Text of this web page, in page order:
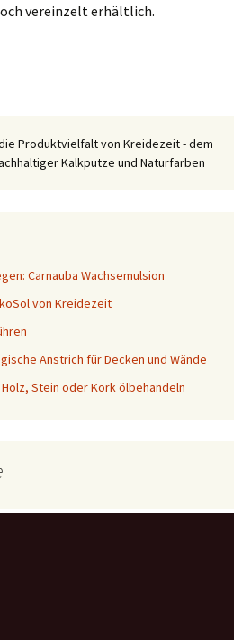
vereinzelt erhältlich.
Produktvielfalt von Kreidezeit - dem
Kalkputze und Naturfarben
Carnauba Wachsemulsion
von Kreidezeit
Anstrich für Decken und Wände
Stein oder Kork ölbehandeln